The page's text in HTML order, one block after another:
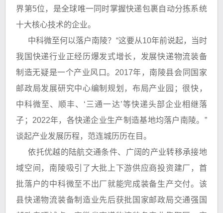
界第5位，是全球唯一同时掌握快递包裹自动分拣系统
十大核心技术的企业。
中科微至何以落户南陵？“这要从10年前说起，当时
我国快递行业正经历爆发式增长，发展快递物流装备
制造无疑是一个产业风口。2017年，南陵县会同国家
邮政局发展研究中心编制规划，布局产业园；很快，
中科微至、顺丰、‘三通一达’等快递头部企业相继落
子；2022年，各快递企业生产制造基地均落户南陵。”
谈起产业发展历程，范连城历历在目。
依托优越的陆航交通条件、广阔的产业转移承接地
域空间，南陵吸引了大批上下游供应商投资建厂，首
批落户的中科微至不出厂就能完成装备生产交付。该
县快递物流装备制造业先后获批国家邮政局交通强国